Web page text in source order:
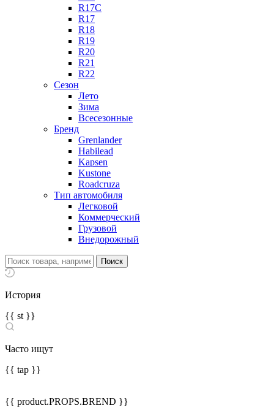
R17C
R17
R18
R19
R20
R21
R22
Сезон
Лето
Зима
Всесезонные
Бренд
Grenlander
Habilead
Kapsen
Kustone
Roadcruza
Тип автомобиля
Легковой
Коммерческий
Грузовой
Внедорожный
История
{{ st }}
Часто ищут
{{ tap }}
{{ product.PROPS.BREND }}